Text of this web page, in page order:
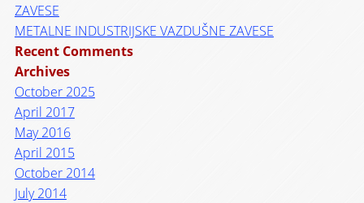
ZAVESE
METALNE INDUSTRIJSKE VAZDUŠNE ZAVESE
Recent Comments
Archives
October 2025
April 2017
May 2016
April 2015
October 2014
July 2014